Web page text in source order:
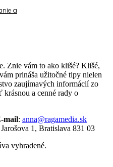
a
Znie vám to ako klišé? Klišé,
prináša užitočné tipy nielen
zaujímavých informácií zo
krásnou a cenné rady o
mail: anna@ragamedia.sk
1, Bratislava 831 03
vyhradené.